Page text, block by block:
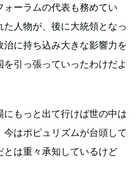
ーラムの代表も務めてい
人物が、後に大統領となっ
に持ち込み大きな影響力を
引っ張っていったわけだよ
もっと出て行けば世の中は
はポピュリズムが台頭して
は重々承知しているけど